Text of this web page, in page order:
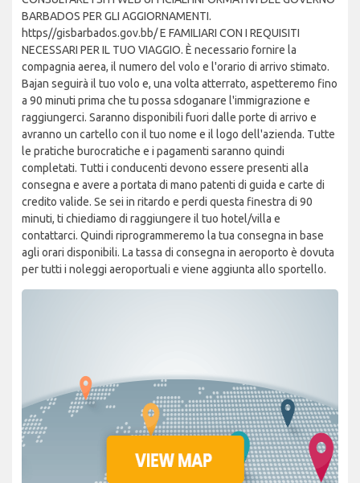
BARBADOS PER GLI AGGIORNAMENTI.
https//gisbarbados.gov.bb/ E FAMILIARI CON I REQUISITI
NECESSARI PER IL TUO VIAGGIO. È necessario fornire la
compagnia aerea, il numero del volo e l'orario di arrivo stimato.
Bajan seguirà il tuo volo e, una volta atterrato, aspetteremo fino
a 90 minuti prima che tu possa sdoganare l'immigrazione e
raggiungerci. Saranno disponibili fuori dalle porte di arrivo e
avranno un cartello con il tuo nome e il logo dell'azienda. Tutte
le pratiche burocratiche e i pagamenti saranno quindi
completati. Tutti i conducenti devono essere presenti alla
consegna e avere a portata di mano patenti di guida e carte di
credito valide. Se sei in ritardo e perdi questa finestra di 90
minuti, ti chiediamo di raggiungere il tuo hotel/villa e
contattarci. Quindi riprogrammeremo la tua consegna in base
agli orari disponibili. La tassa di consegna in aeroporto è dovuta
per tutti i noleggi aeroportuali e viene aggiunta allo sportello.